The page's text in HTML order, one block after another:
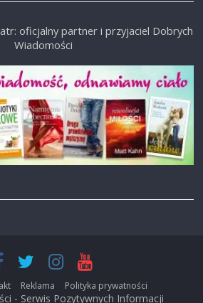
oficjalny partner i przyjaciel Dobrych
Wiadomości
Reklama Polityka prywatności
- Serwis Pozytywnych Informacji